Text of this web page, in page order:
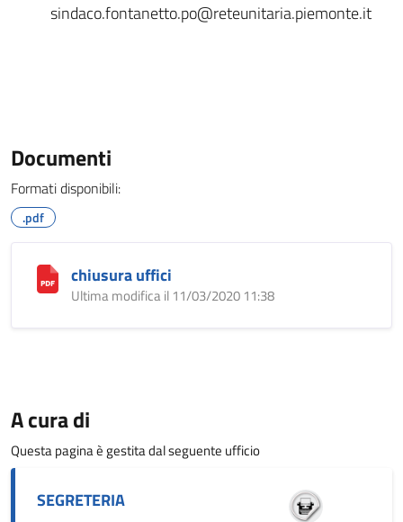
sindaco.fontanetto.po@reteunitaria.piemonte.it
Documenti
Formati disponibili:
.pdf
chiusura uffici
Ultima modifica il 11/03/2020 11:38
A cura di
Questa pagina è gestita dal seguente ufficio
SEGRETERIA